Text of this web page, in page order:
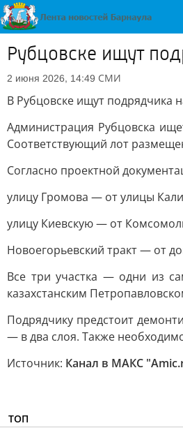
Рубцовске ищут
2 июня 2026, 14:49 СМИ
В Рубцовске ищут подрядчика
Администрация Рубцовска
Соответствующий лот
Согласно проектной
улицу Громова — от улицы
улицу Киевскую — от
Новоегорьевский тракт — от
Все три участка — одни из
казахстанским
Подрядчику предстоит
— в два слоя. Также
Источник: Канал в МАКС
ТОП